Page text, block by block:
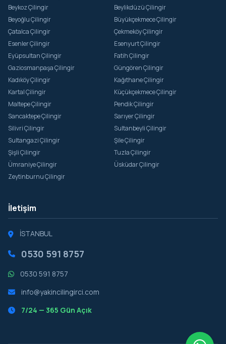
Beykoz Çilingir
Beylikdüzü Çilingir
Beyoğlu Çilingir
Büyükçekmece Çilingir
Çatalca Çilingir
Çekmeköy Çilingir
Esenler Çilingir
Esenyurt Çilingir
Eyüpsultan Çilingir
Fatih Çilingir
Gaziosmanpaşa Çilingir
Güngören Çilingir
Kadıköy Çilingir
Kağıthane Çilingir
Kartal Çilingir
Küçükçekmece Çilingir
Maltepe Çilingir
Pendik Çilingir
Sancaktepe Çilingir
Sarıyer Çilingir
Silivri Çilingir
Sultanbeyli Çilingir
Sultangazi Çilingir
Şile Çilingir
Şişli Çilingir
Tuzla Çilingir
Ümraniye Çilingir
Üsküdar Çilingir
Zeytinburnu Çilingir
İletişim
İSTANBUL
0530 591 8757
0530 591 8757
info@yakincilingirci.com
7/24 — 365 Gün Açık